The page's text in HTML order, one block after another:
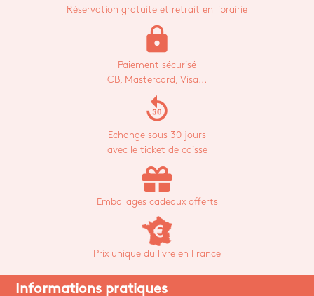
Réservation gratuite et retrait en librairie
lock
Paiement sécurisé
CB, Mastercard, Visa...
replay_30
Echange sous 30 jours
avec le ticket de caisse
Emballages cadeaux offerts
Prix unique du livre en France
Informations pratiques